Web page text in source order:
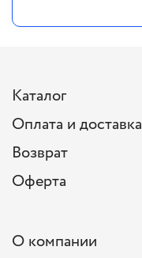
Каталог
Оплата и доставка
Возврат
Оферта
О компании